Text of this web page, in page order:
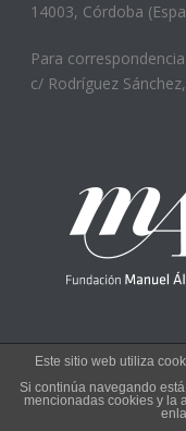
14003, Córdoba
Para
c/ Rodríguez
Este sitio web utiliza
Si continúa navegando
mencionadas cookies y la